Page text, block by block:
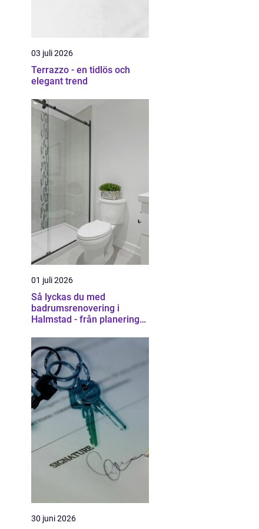
03 juli 2026
Terrazzo - en tidlös och
elegant trend
01 juli 2026
Så lyckas du med
badrumsrenovering i
Halmstad - från planering
30 juni 2026